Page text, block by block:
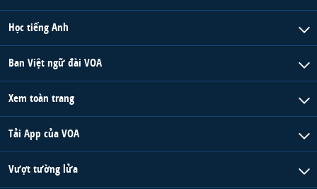
Học tiếng Anh
Ban Việt ngữ đài VOA
Xem toàn trang
Tải App của VOA
Vượt tường lửa